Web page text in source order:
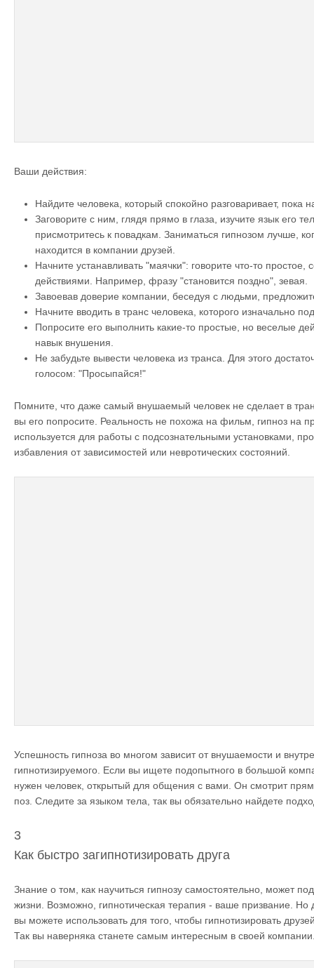
Ваши действия:
Найдите человека, который спокойно разговаривает, пока
Заговорите с ним, глядя прямо в глаза, изучите язык его
присмотритесь к повадкам. Заниматься гипнозом лучше,
находится в компании друзей.
Начните устанавливать "маячки": говорите что-то
действиями. Например, фразу "становится поздно", зевая.
Завоевав доверие компании, беседуя с людьми,
Начните вводить в транс человека, которого изначально
Попросите его выполнить какие-то простые, но веселые
навык внушения.
Не забудьте вывести человека из транса. Для этого
голосом: "Просыпайся!"
Помните, что даже самый внушаемый человек не сделает в
вы его попросите. Реальность не похожа на фильм, гипноз на
используется для работы с подсознательными установками,
избавления от зависимостей или невротических состояний.
Успешность гипноза во многом зависит от внушаемости и
гипнотизируемого. Если вы ищете подопытного в большой
нужен человек, открытый для общения с вами. Он смотрит
поз. Следите за языком тела, так вы обязательно найдете
3
Как быстро загипнотизировать друга
Знание о том, как научиться гипнозу самостоятельно, может
жизни. Возможно, гипнотическая терапия - ваше призвание. Но
вы можете использовать для того, чтобы гипнотизировать
Так вы наверняка станете самым интересным в своей